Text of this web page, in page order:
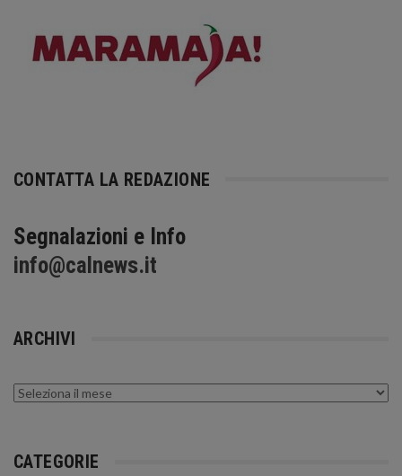
CONTATTA LA REDAZIONE
Segnalazioni e Info
info@calnews.it
ARCHIVI
Archivi
CATEGORIE